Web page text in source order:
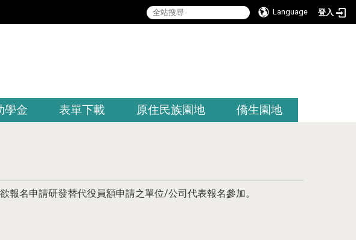
Language 登入
學金 表單下載 原住民族園地 僑生園地
名申請研發替代役員額申請之單位/公司代表報名參加。